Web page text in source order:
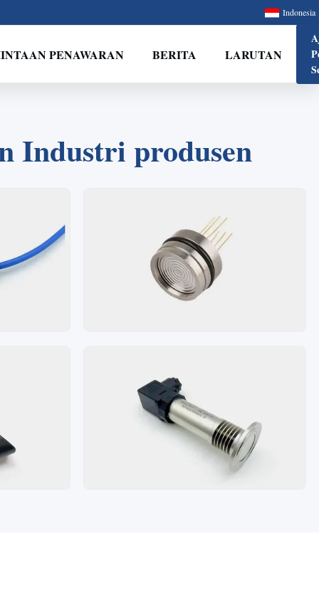
Indonesia
PENAWARAN BERITA LARUTAN
Industri produsen